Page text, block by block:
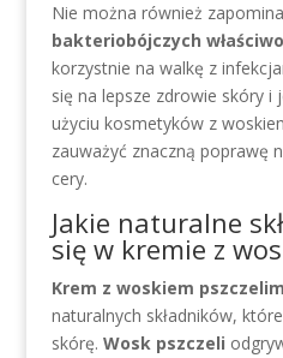
Nie można również
bakteriobójczych
korzystnie na walkę z
się na lepsze zdrowie skóry i
użyciu kosmetyków z
zauważyć znaczną poprawę
cery.
Jakie naturalne
się w kremie z
Krem z woskiem pszczelim
naturalnych składników,
skórę. Wosk pszczeli